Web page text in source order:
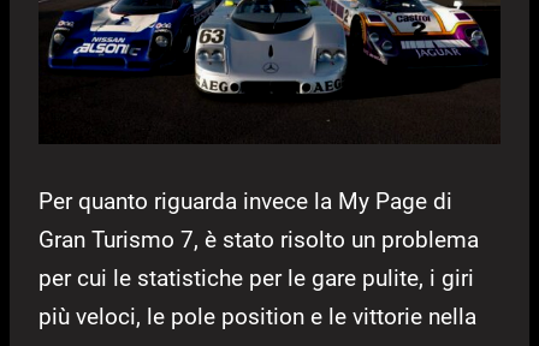
Per quanto riguarda invece la My Page di
Gran Turismo 7, è stato risolto un problema
per cui le statistiche per le gare pulite, i giri
più veloci, le pole position e le vittorie nella